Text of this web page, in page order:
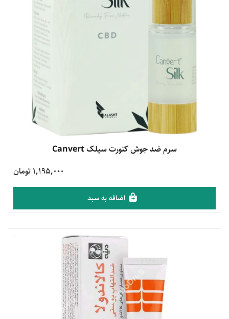
مشاهده محصولسرم ضد جوش کنورت سیلک Canvert
1,195,000 تومان
اضافه به سبد